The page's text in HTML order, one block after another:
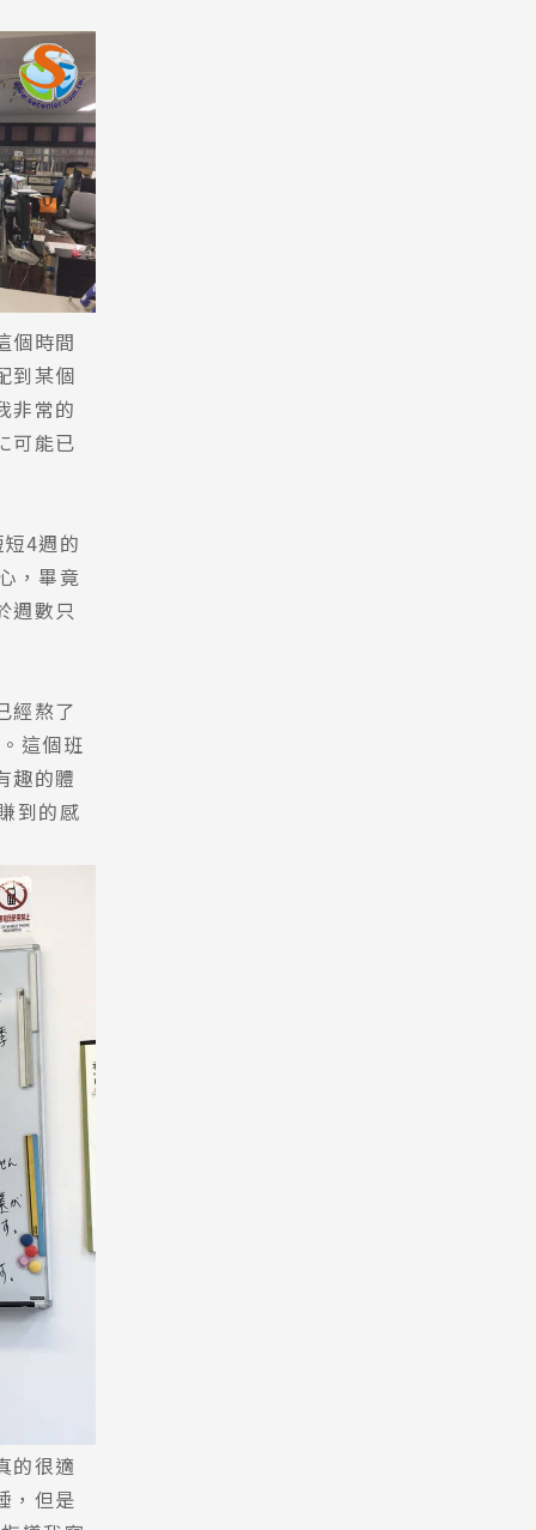
個時間
到某個
非常的
可能已
4週的
，畢竟
週數只
經熬了
這個班
趣的體
到的感
的很適
，但是